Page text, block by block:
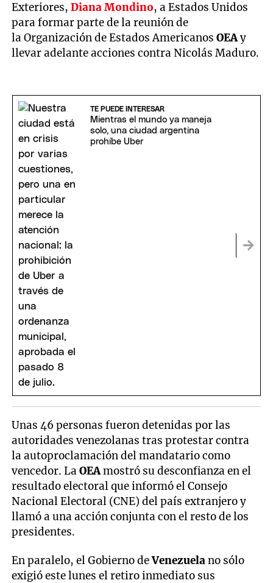
Exteriores,Diana Mondino, a Estados Unidos
para formar parte de la reunión de
la Organización de Estados AmericanosOEAy
llevar adelante acciones contra Nicolás Maduro.
TE PUEDE INTERESAR
Mientras el mundo ya maneja
solo, una ciudad argentina
prohíbe Uber
Unas 46 personas fueron detenidas por las
autoridades venezolanas tras protestar contra
la autoproclamación del mandatario como
vencedor. LaOEAmostró su desconfianza en el
resultado electoral que informó el Consejo
Nacional Electoral (CNE) del país extranjero y
llamó a una acción conjunta con el resto de los
presidentes.
En paralelo, el Gobierno deVenezuelano sólo
exigió este lunes el retiro inmediato sus